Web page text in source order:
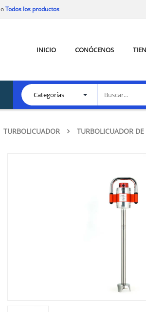
oTodos los productos
INICIO CONÓCENOS
TURBOLICUADOR TURBOLICUADOR